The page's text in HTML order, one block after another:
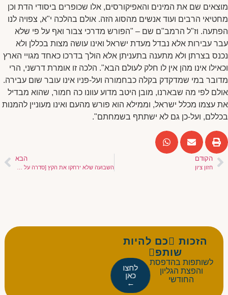
מוצאים שם את המינים והאפיקורסים, אלו שכופרים ביסודי הדת וכן
מחטיאי הרבים ועוד אנשים מהסוג הזה. אולם בהלכה י"א, צפויה לנו
הפתעה. וז"ל הרמב"ם שם – "הפורש מדרכי צבור ואף על פי שלא
עבר עבירות אלא נבדל מעדת ישראל ואינו עושה מצות בכללן ולא
נכנס בצרתן ולא מתענה בתעניתן אלא הולך בדרכו כאחד מגויי הארץ
וכאילו אינו מהן אין לו חלק לעולם הבא". הלכה זו אומרת דרשני, הרי
מדובר במי שמדקדק בקלה כבחמורה ועל-פניו אינו עובר שום עבירה.
אולם לפי מה שבארנו, מובן היטב מדוע עוונו כה חמור, שהוא מבדיל
את עצמו מכלל ישראל, וממילא הוא פורש מהעם ואינו מעוניין להמנות
בכללם, ועל-כן גם לא ישתתף בשמחתם".
הקודם
חזון ציון
הבא
הזכות כם להיות
שותפ
לשותפות בהדפסת
והפצת הגליון
החודשי
לחצו
כאן
←